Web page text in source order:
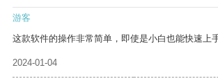
游客
这款软件的操作非常简单，即使是小白也能快速上手
2024-01-04